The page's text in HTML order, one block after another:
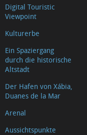
Digital Touristic
Viewpoint
Kulturerbe
Ein Spaziergang
durch die historische
Altstadt
Der Hafen von Xábia,
Duanes de la Mar
Arenal
Aussichtspunkte